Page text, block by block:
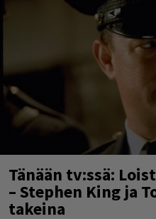
Tänään tv:ssä:
– Stephen King ja
takeina